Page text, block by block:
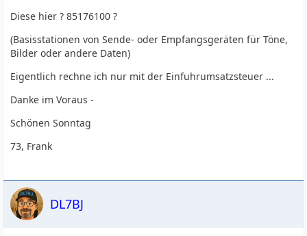
Diese hier ? 85176100 ?
(Basisstationen von Sende- oder Empfangsgeräten für Töne,
Bilder oder andere Daten)
Eigentlich rechne ich nur mit der Einfuhrumsatzsteuer ...
Danke im Voraus -
Schönen Sonntag
73, Frank
DL7BJ